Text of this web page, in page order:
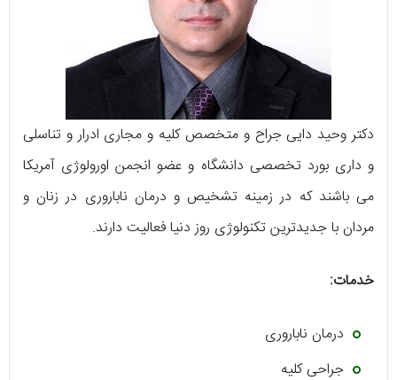
دکتر وحید دایی جراح و متخصص کلیه و مجاری ادرار و تناسلی
و داری بورد تخصصی دانشگاه و عضو انجمن اورولوژی آمریکا
می باشند که در زمینه تشخیص و درمان ناباروری در زنان و
مردان با جدیدترین تکنولوژی روز دنیا فعالیت دارند.
خدمات:
درمان ناباروری
جراحی کلیه